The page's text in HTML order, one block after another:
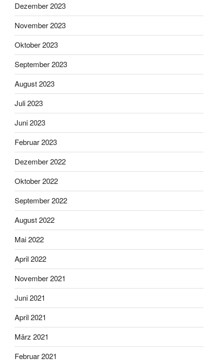
Dezember 2023
November 2023
Oktober 2023
September 2023
August 2023
Juli 2023
Juni 2023
Februar 2023
Dezember 2022
Oktober 2022
September 2022
August 2022
Mai 2022
April 2022
November 2021
Juni 2021
April 2021
März 2021
Februar 2021